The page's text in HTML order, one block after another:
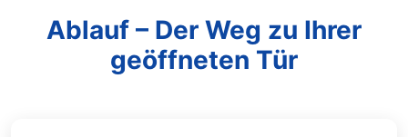
Ablauf – Der Weg zu Ihrer
geöffneten Tür